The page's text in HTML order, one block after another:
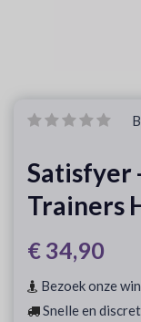
Satisfyer
Trainers
€ 34,90
Bezoek onze
Snelle en